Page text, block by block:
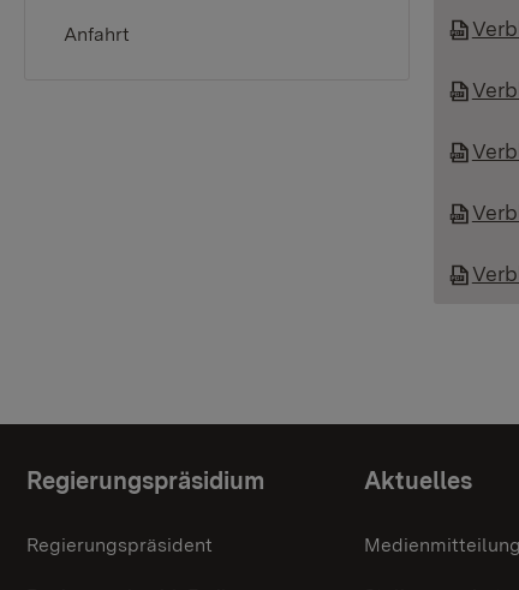
Anfahrt
Themenübersicht
Regierungspräsidium
Regierungspräsident
Aktuelles